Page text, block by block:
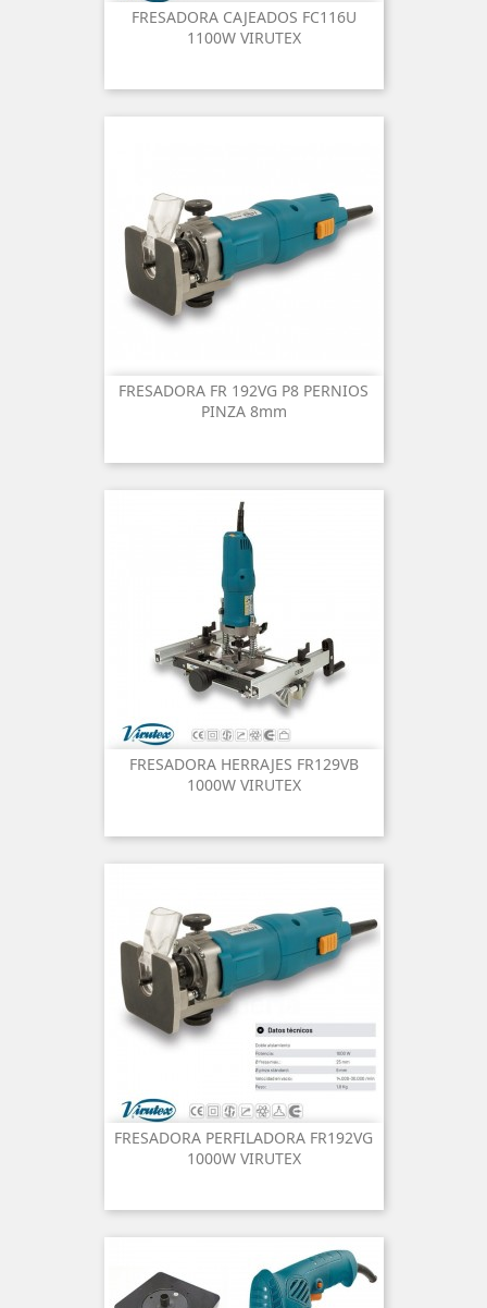
FRESADORA CAJEADOS FC116U
1100W VIRUTEX
FRESADORA FR 192VG P8 PERNIOS
PINZA 8mm
FRESADORA HERRAJES FR129VB
1000W VIRUTEX
FRESADORA PERFILADORA FR192VG
1000W VIRUTEX